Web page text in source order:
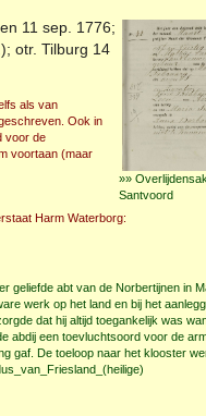
»»
Santvoord
11 sep. 1776;
otr. Tilburg 14
als van
Ook in
voor de
voortaan (maar
Harm Waterborg:
geliefde abt van de Norbertijnen in
werk op het land en bij het
dat hij altijd toegankelijk was
abdij een toevluchtsoord voor de
gaf. De toeloop naar het klooster